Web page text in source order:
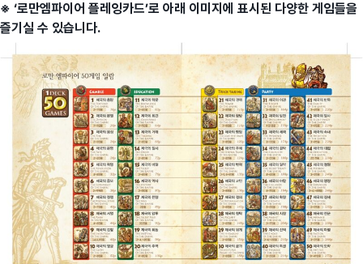
※ ‘로만엠파이어 플레잉카드’로 아래 이미지에 표시된 다양한 게임들을
즐기실 수 있습니다.